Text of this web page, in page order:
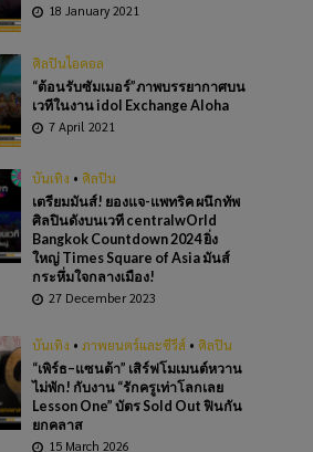
18 January 2021
ศิลปินไอดอล
“ต้อนรับซัมเมอร์”ภาพบรรยากาศบน
เวทีในงาน idol Exchange Aloha
7 April 2021
บันเทิง • ศิลปิน
เตรียมมันส์! ยองแจ-แพทริค ผนึกทัพ
ศิลปินดังบนเวที centralwOrld
Bangkok Countdown 2024 ยิ่ง
ใหญ่ Times Square of Asia มันส์
กระหึ่มใจกลางเมือง!
27 December 2023
บันเทิง • ภาพยนตร์และซีรีส์ • ศิลปิน
“เพิร์ธ–แซนต้า” เสิร์ฟโมเมนต์หวาน
ไม่พัก! กับงาน “รักครูเท่าโลกเลย
Lesson One” บัตร Sold Out ฟินกัน
ยกคลาส
15 March 2026